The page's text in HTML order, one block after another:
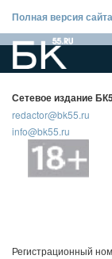
Полная версия сайта
Сетевое издание
redactor@bk55.ru
info@bk55.ru
Регистрационный